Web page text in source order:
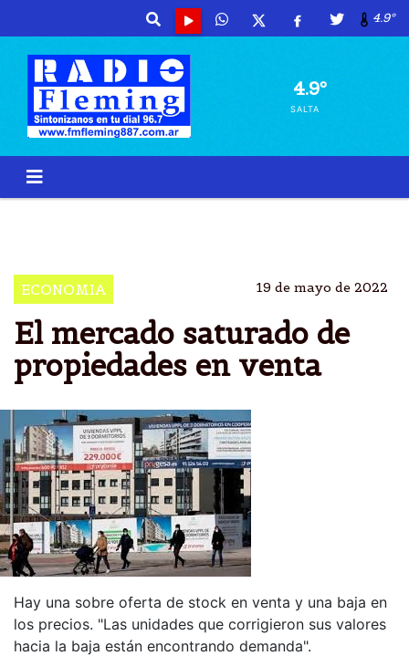
4.9º
4.9º
SALTA
ECONOMIA 19 de mayo de 2022
El mercado saturado de
propiedades en venta
Hay una sobre oferta de stock en venta y una baja en
los precios. "Las unidades que corrigieron sus valores
hacia la baja están encontrando demanda".